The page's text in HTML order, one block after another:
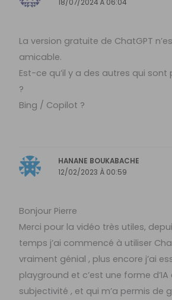
18/07/2024 À 06:04
La version gratuite de ChatGPT
amicable.
Est-ce qu’il y a des autres qui
?
Bing / Copilot ?
HANANE BOUKABACHE
12/02/2023 À 00:59
Bonjour Pierre
Merci pour la vidéo très utiles,
temps j’ai commencé à utiliser
vraiment génial , plus encore j’ai
playground et c’est une forme
subjectivité , et qui m’a permis de